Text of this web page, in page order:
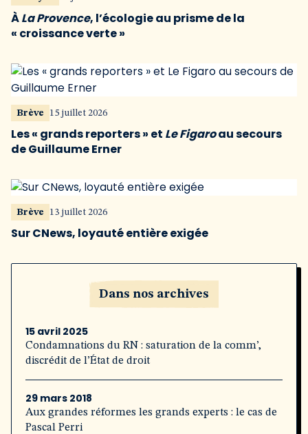
ÀLa Provence, l’écologie au prisme de la
« croissance verte »
Brève 15 juillet 2026
Les « grands reporters » et Le Figaroau secours
de Guillaume Erner
Brève 13 juillet 2026
Sur CNews, loyauté entière exigée
Dans nos archives
15 avril 2025
Condamnations du RN : saturation de la comm’,
discrédit de l’État de droit
29 mars 2018
Aux grandes réformes les grands experts : le cas de
Pascal Perri